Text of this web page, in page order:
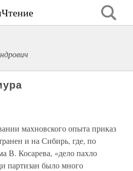
махновского опыта приказ
и на Сибирь, где, по
В. Косарева, «дело пахло
партизан было много